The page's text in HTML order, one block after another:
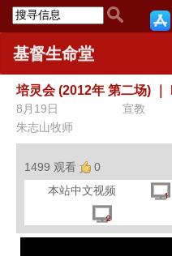
基督生命堂
培灵会 (2012年 第二场)
8月19日
宣教
朱志山牧师
1499 观看
0
本站中文视频